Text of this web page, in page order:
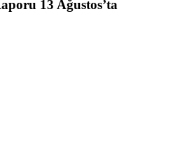
13 Ağustos’ta